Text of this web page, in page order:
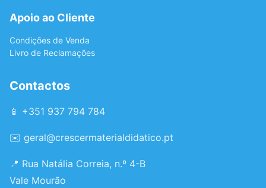
Apoio ao Cliente
Condições de Venda
Livro de Reclamações
Contactos
📱 +351 937 794 784
✉️ geral@crescermaterialdidatico.pt
📍 Rua Natália Correia, n.º 4-B
Vale Mourão